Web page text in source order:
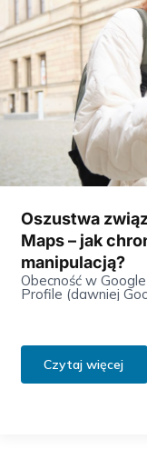
Oszustwa
Maps – jak
manipulacją?
Obecność w
Profile (dawniej
Czytaj więcej